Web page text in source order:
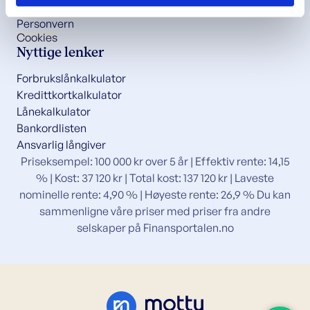
Kontakt
Personvern
Cookies
Nyttige lenker
Forbrukslånkalkulator
Kredittkortkalkulator
Lånekalkulator
Bankordlisten
Ansvarlig långiver
Priseksempel: 100 000 kr over 5 år | Effektiv rente: 14,15
% | Kost: 37 120 kr | Total kost: 137 120 kr | Laveste
nominelle rente: 4,90 % | Høyeste rente: 26,9 % Du kan
sammenligne våre priser med priser fra andre
selskaper på Finansportalen.no